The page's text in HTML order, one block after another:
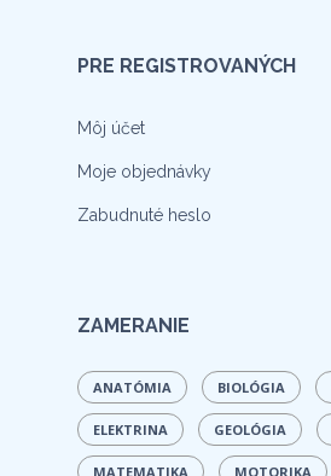
PRE REGISTROVANÝCH
Môj účet
Moje objednávky
Zabudnuté heslo
ZAMERANIE
ANATÓMIA BIOLÓGIA
ELEKTRINA GEOLÓGIA
MATEMATIKA MOTORIKA